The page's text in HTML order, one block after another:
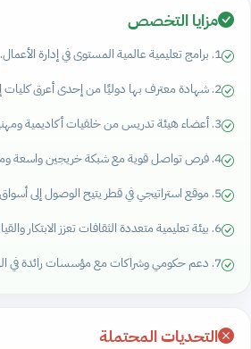
مزايا التخصص
1. برامج تعليمية عالمية المستوى في إدارة الأعمال.
2. شهادة معترف بها دوليًا من إحدى أعرق كليات إدارة الأعمال في أوروبا.
3. أعضاء هيئة تدريس من خلفيات أكاديمية ومهنية مرموقة.
4. فرص تواصل قوية مع شبكة خريجين واسعة ومتنوعة.
5. موقع استراتيجي في قطر يتيح الوصول إلى أسواق الشرق الأوسط وآسيا.
6. بيئة تعليمية متعددة الثقافات تعزز الابتكار والقيادة.
7. دعم حكومي وشراكات مع مؤسسات رائدة في المنطقة.
التحديات المحتملة